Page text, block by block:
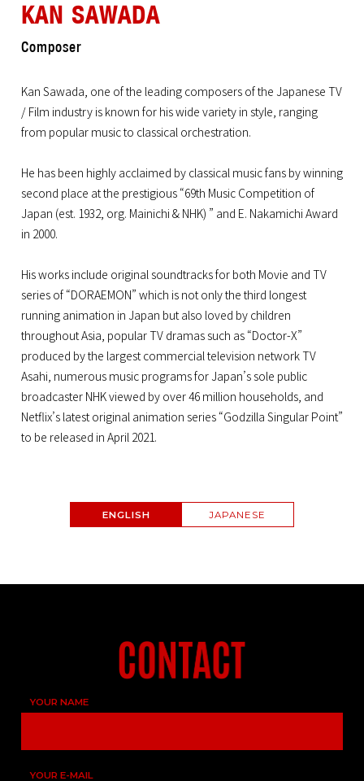
KAN SAWADA
Composer
Kan Sawada, one of the leading composers of the Japanese TV
/ Film industry is known for his wide variety in style, ranging
from popular music to classical orchestration.
He has been highly acclaimed by classical music fans by winning
second place at the prestigious “69th Music Competition of
Japan (est. 1932, org. Mainichi & NHK) ” and E. Nakamichi Award
in 2000.
His works include original soundtracks for both Movie and TV
series of “DORAEMON” which is not only the third longest
running animation in Japan but also loved by children
throughout Asia, popular TV dramas such as “Doctor-X”
produced by the largest commercial television network TV
Asahi, numerous music programs for Japan’s sole public
broadcaster NHK viewed by over 46 million households, and
Netflix’s latest original animation series “Godzilla Singular Point”
to be released in April 2021.
ENGLISH JAPANESE
YOUR NAME
YOUR E-MAIL